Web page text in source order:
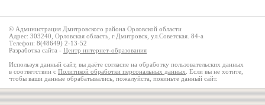
© Администрация Дмитровского района Орловской области
Адрес: 303240, Орловская область, г.Дмитровск, ул.Советская. 84-а
Телефон: 8(48649) 2-13-52
Разработка сайта - Центр интернет-образования
Используя данный сайт, вы даёте согласие на обработку пользовательских данных
в соответствии с Политикой обработки персональных данных . Если вы не хотите,
чтобы ваши данные обрабатывались, пожалуйста, покиньте данный сайт.